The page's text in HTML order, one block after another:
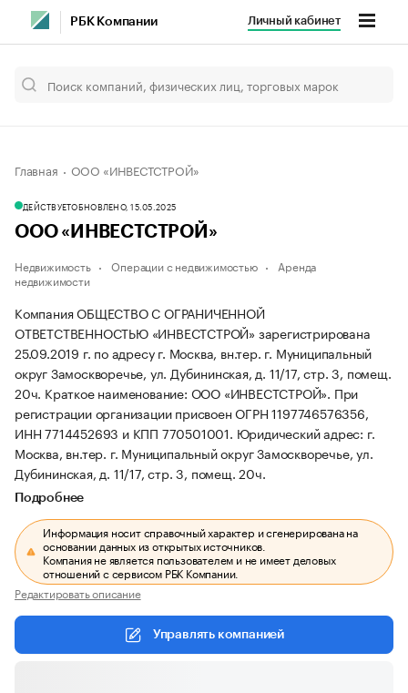
РБК Компании Личный кабинет
Главная ООО «ИНВЕСТСТРОЙ»
ДЕЙСТВУЕТОБНОВЛЕНО, 15.05.2025
ООО «ИНВЕСТСТРОЙ»
Недвижимость Операции с недвижимостью
Аренда
недвижимости
Компания ОБЩЕСТВО С ОГРАНИЧЕННОЙ
ОТВЕТСТВЕННОСТЬЮ «ИНВЕСТСТРОЙ» зарегистрирована
25.09.2019 г. по адресу г. Москва, вн.тер. г. Муниципальный
округ Замоскворечье, ул. Дубининская, д. 11/17, стр. 3, помещ.
20ч. Краткое наименование: ООО «ИНВЕСТСТРОЙ». При
регистрации организации присвоен ОГРН 1197746576356,
ИНН 7714452693 и КПП 770501001. Юридический адрес: г.
Москва, вн.тер. г. Муниципальный округ Замоскворечье, ул.
Дубининская, д. 11/17, стр. 3, помещ. 20ч.
Подробнее
Информация носит справочный характер и сгенерирована на
основании данных из открытых источников.
Компания не является пользователем и не имеет деловых
отношений с сервисом РБК Компании.
Редактировать описание
Управлять компанией